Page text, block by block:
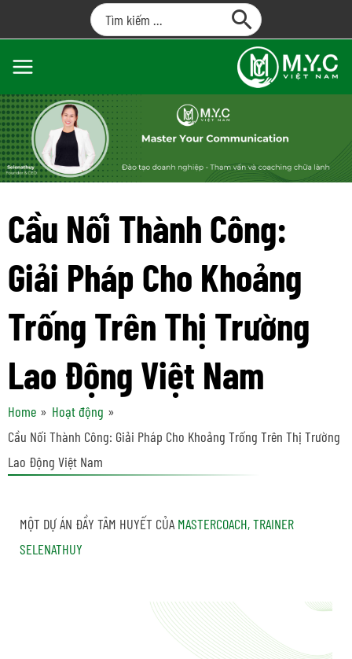
Cầu Nối Thành Công:
Giải Pháp Cho Khoảng
Trống Trên Thị Trường
Lao Động Việt Nam
Home
Hoạt động
Cầu Nối Thành Công: Giải Pháp Cho Khoảng Trống Trên Thị Trường
Lao Động Việt Nam
MỘT DỰ ÁN ĐẦY TÂM HUYẾT CỦA MASTERCOACH, TRAINER
SELENATHUY